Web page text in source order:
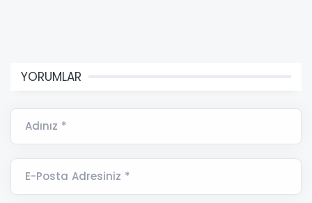
YORUMLAR
Adınız *
E-Posta Adresiniz *